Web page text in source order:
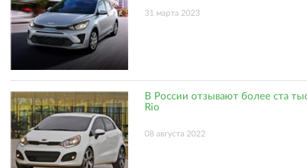
31 марта 2023
В России отзывают более ста
Rio
08 августа 2022